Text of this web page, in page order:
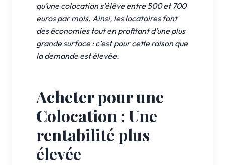
qu’une colocation s’élève entre 500 et 700
euros par mois. Ainsi, les locataires font
des économies tout en profitant d’une plus
grande surface : c’est pour cette raison que
la demande est élevée.
Acheter pour une
Colocation : Une
rentabilité plus
élevée